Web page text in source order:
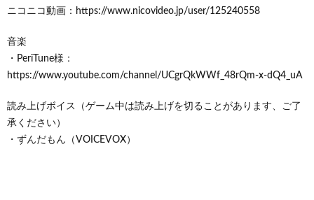
ニコニコ動画：https://www.nicovideo.jp/user/125240558
音楽
・PeriTune様：
https://www.youtube.com/channel/UCgrQkWWf_48rQm-x-dQ4_uA
読み上げボイス（ゲーム中は読み上げを切ることがあります、ご了
承ください）
・ずんだもん（VOICEVOX）